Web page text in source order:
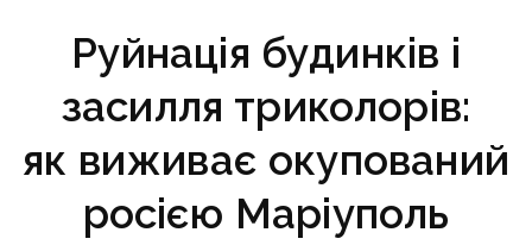
Руйнація будинків і
засилля триколорів:
як виживає окупований
росією Маріуполь